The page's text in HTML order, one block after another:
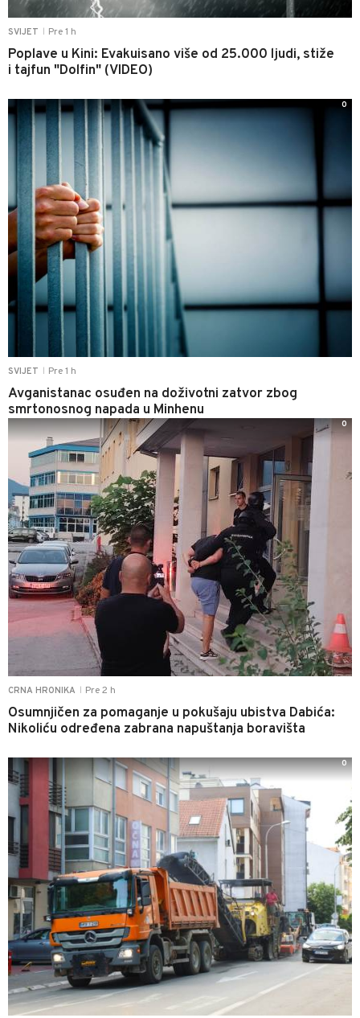
SVIJET Pre 1 h
Poplave u Kini: Evakuisano više od 25.000 ljudi, stiže
i tajfun "Dolfin" (VIDEO)
SVIJET Pre 1 h
Avganistanac osuđen na doživotni zatvor zbog
smrtonosnog napada u Minhenu
0
CRNA HRONIKA Pre 2 h
Osumnjičen za pomaganje u pokušaju ubistva Dabića:
Nikoliću određena zabrana napuštanja boravišta
0
0